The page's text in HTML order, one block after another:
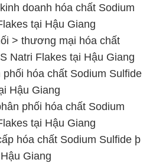
doanh hóa chất Sodium
tại Hậu Giang
> thương mại hóa chất
Natri Flakes tại Hậu Giang
hóa chất Sodium Sulfide
Hậu Giang
phối hóa chất Sodium
tại Hậu Giang
hóa chất Sodium Sulfide þ
Giang